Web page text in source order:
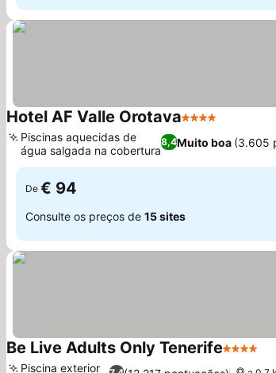
Hotel AF Valle Orotava4 Estrelas
8,4Muito boa (3.605
Piscinas aquecidas de
água salgada na cobertura
De € 94
Consulte os preços de 15 sites
Be Live Adults Only Tenerife4 Estrelas
Piscina exterior